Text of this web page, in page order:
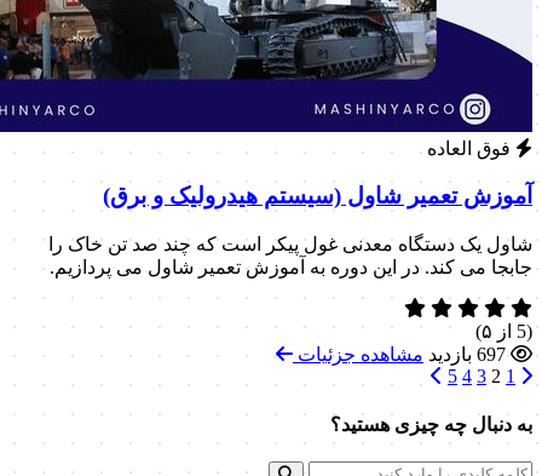
فوق العاده
آموزش تعمیر شاول (سیستم هیدرولیک و برق)
شاول یک دستگاه معدنی غول پیکر است که چند صد تن خاک را
جابجا می کند. در این دوره به آموزش تعمیر شاول می پردازیم.
(5 از ۵)
697 بازدید
مشاهده جزئیات
1
2
3
4
5
به دنبال چه چیزی هستید؟